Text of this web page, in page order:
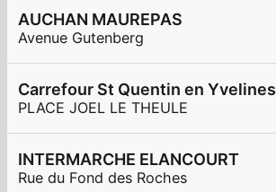
AUCHAN MAUREPAS
Avenue Gutenberg
Carrefour St Quentin en Yvelines
PLACE JOEL LE THEULE
INTERMARCHE ELANCOURT
Rue du Fond des Roches